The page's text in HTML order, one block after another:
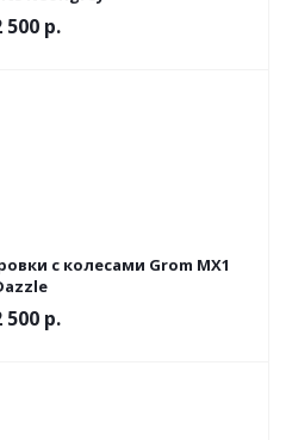
500р.
с колесами Grom MX1
500р.